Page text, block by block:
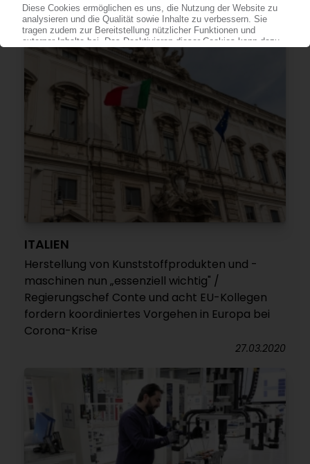
16.02.2021
ITALIEN
Herstellung von Kunststoffprodukten und -
maschinen nun „essenziell wichtig" /
Regierungschef Conte und acht EU-Kollegen
fordern koordiniertes Vorgehen in Europa bei
Corona-Krise
27.03.2020